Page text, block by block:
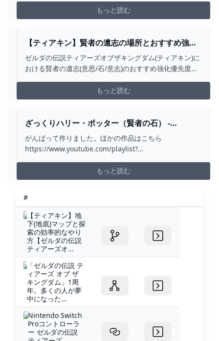
しく掲載しています。ゼルダの伝説ティアキン賢者の遺
志について知りたい方は参考にしてください。
もっと読む
【ティアキン】賢者の遺志の場所とおすすめ強化
優先度【ゼルダの伝説ティアーズオブザキングダ
ム】 - ゲームウィズ
ゼルダの伝説ティアーズオブザキングダム(ティアキン)に
おける賢者の遺志(意思/石/意志)のおすすめ強化優先度で
効果について掲載しています。
もっと読む
ざっくりハリー・ポッター（賢者の石） -
YOUTUBE
がんばって作りました。ほかの作品はこちら
https://www.youtube.com/playlist?
ーhttps://twitter.com/kysdane↓配信もやってます
↓https://www.youtube.com...
もっと読む
#
【ティアキン】地
下(地底)マップと探
索の効率的なやり
方【ゼルダの伝説
ティアーズオ...
「ゼルダの伝説 テ
ィアーズ オブ ザ
キングダム」1周
年。多くの人が夢
中になった...
Nintendo Switch
Proコントローラ
ー ゼルダの伝説